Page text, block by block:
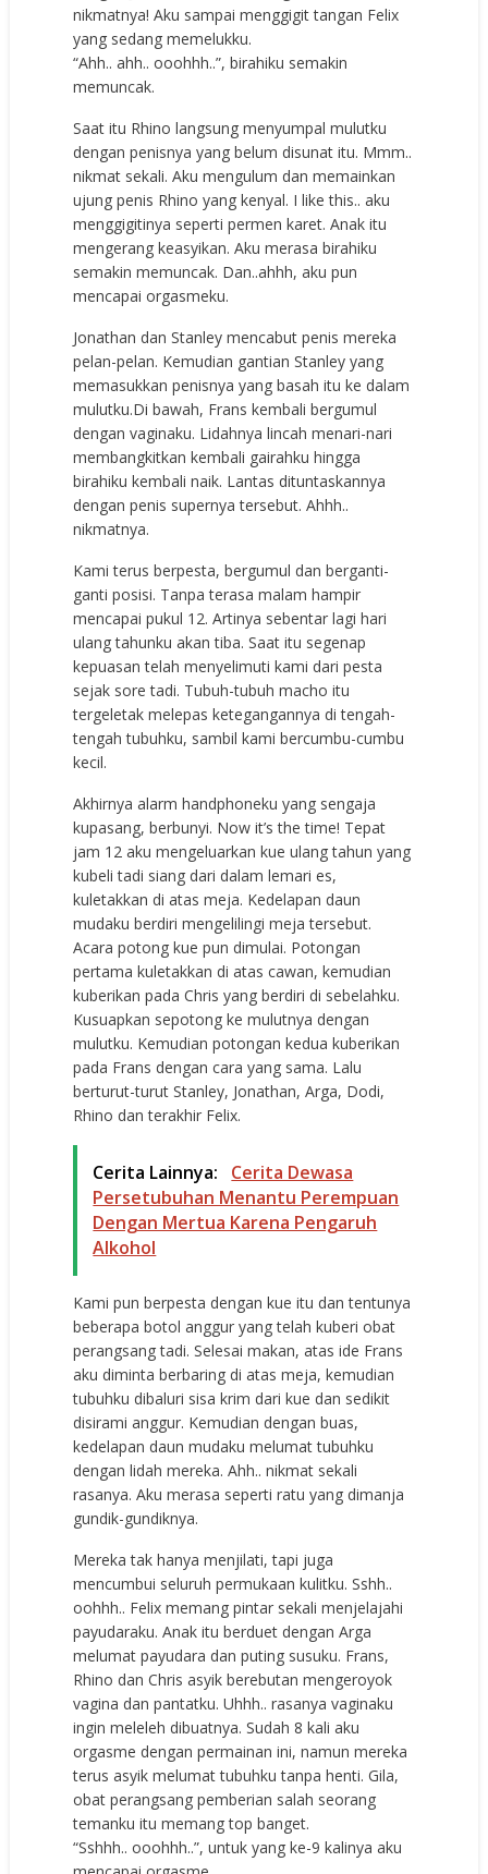
nikmatnya! Aku sampai menggigit tangan Felix
yang sedang memelukku.
“Ahh.. ahh.. ooohhh..”, birahiku semakin
memuncak.
Saat itu Rhino langsung menyumpal mulutku
dengan penisnya yang belum disunat itu. Mmm..
nikmat sekali. Aku mengulum dan memainkan
ujung penis Rhino yang kenyal. I like this.. aku
menggigitinya seperti permen karet. Anak itu
mengerang keasyikan. Aku merasa birahiku
semakin memuncak. Dan..ahhh, aku pun
mencapai orgasmeku.
Jonathan dan Stanley mencabut penis mereka
pelan-pelan. Kemudian gantian Stanley yang
memasukkan penisnya yang basah itu ke dalam
mulutku.Di bawah, Frans kembali bergumul
dengan vaginaku. Lidahnya lincah menari-nari
membangkitkan kembali gairahku hingga
birahiku kembali naik. Lantas dituntaskannya
dengan penis supernya tersebut. Ahhh..
nikmatnya.
Kami terus berpesta, bergumul dan berganti-
ganti posisi. Tanpa terasa malam hampir
mencapai pukul 12. Artinya sebentar lagi hari
ulang tahunku akan tiba. Saat itu segenap
kepuasan telah menyelimuti kami dari pesta
sejak sore tadi. Tubuh-tubuh macho itu
tergeletak melepas ketegangannya di tengah-
tengah tubuhku, sambil kami bercumbu-cumbu
kecil.
Akhirnya alarm handphoneku yang sengaja
kupasang, berbunyi. Now it’s the time! Tepat
jam 12 aku mengeluarkan kue ulang tahun yang
kubeli tadi siang dari dalam lemari es,
kuletakkan di atas meja. Kedelapan daun
mudaku berdiri mengelilingi meja tersebut.
Acara potong kue pun dimulai. Potongan
pertama kuletakkan di atas cawan, kemudian
kuberikan pada Chris yang berdiri di sebelahku.
Kusuapkan sepotong ke mulutnya dengan
mulutku. Kemudian potongan kedua kuberikan
pada Frans dengan cara yang sama. Lalu
berturut-turut Stanley, Jonathan, Arga, Dodi,
Rhino dan terakhir Felix.
Cerita Lainnya:
Cerita Dewasa
Persetubuhan Menantu Perempuan
Dengan Mertua Karena Pengaruh
Alkohol
Kami pun berpesta dengan kue itu dan tentunya
beberapa botol anggur yang telah kuberi obat
perangsang tadi. Selesai makan, atas ide Frans
aku diminta berbaring di atas meja, kemudian
tubuhku dibaluri sisa krim dari kue dan sedikit
disirami anggur. Kemudian dengan buas,
kedelapan daun mudaku melumat tubuhku
dengan lidah mereka. Ahh.. nikmat sekali
rasanya. Aku merasa seperti ratu yang dimanja
gundik-gundiknya.
Mereka tak hanya menjilati, tapi juga
mencumbui seluruh permukaan kulitku. Sshh..
oohhh.. Felix memang pintar sekali menjelajahi
payudaraku. Anak itu berduet dengan Arga
melumat payudara dan puting susuku. Frans,
Rhino dan Chris asyik berebutan mengeroyok
vagina dan pantatku. Uhhh.. rasanya vaginaku
ingin meleleh dibuatnya. Sudah 8 kali aku
orgasme dengan permainan ini, namun mereka
terus asyik melumat tubuhku tanpa henti. Gila,
obat perangsang pemberian salah seorang
temanku itu memang top banget.
“Sshhh.. ooohhh..”, untuk yang ke-9 kalinya aku